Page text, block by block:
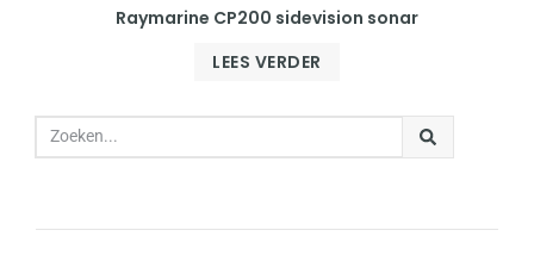
Raymarine CP200 sidevision sonar
LEES VERDER